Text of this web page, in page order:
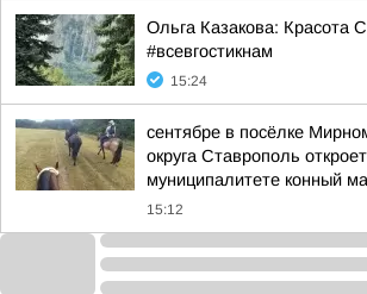
Ольга Казакова: Красота
#всевгостикнам
15:24
сентябре в посёлке
округа Ставрополь
муниципалитете конный
15:12